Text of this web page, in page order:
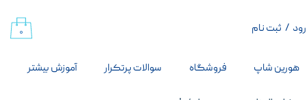
هورین شاپ فروشگاه سوالات پرتکرار آموزش بیشتر
/ ثبت نام
حساب کاربری من
تغییر گذر واژه
۰